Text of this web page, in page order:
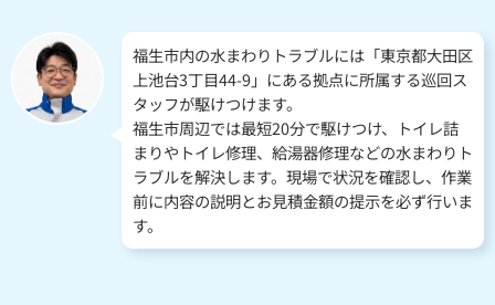
福生市内の水まわりトラブルには「東京都大田区
上池台3丁目44-9」にある拠点に所属する巡回ス
タッフが駆けつけます。
福生市周辺では最短20分で駆けつけ、トイレ詰
まりやトイレ修理、給湯器修理などの水まわりト
ラブルを解決します。現場で状況を確認し、作業
前に内容の説明とお見積金額の提示を必ず行いま
す。